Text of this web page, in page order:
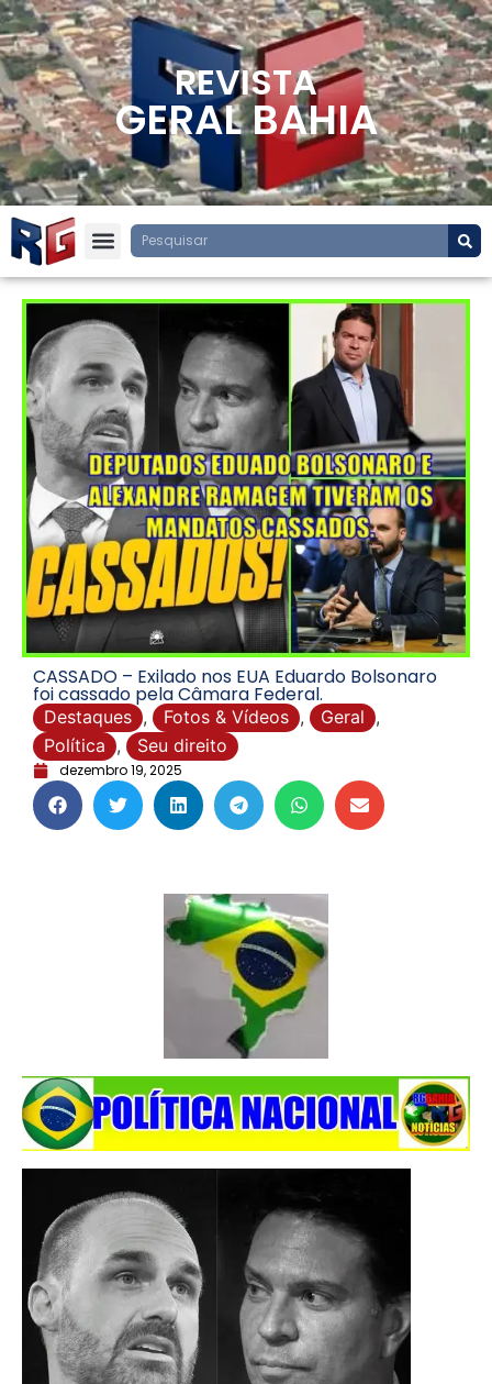
REVISTA
GERAL BAHIA
CASSADO – Exilado nos EUA Eduardo Bolsonaro
foi cassado pela Câmara Federal.
Destaques , Fotos & Vídeos , Geral ,
Política , Seu direito
dezembro 19, 2025